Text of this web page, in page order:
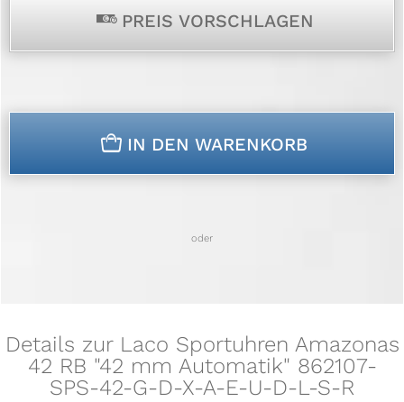
p PREIS VORSCHLAGEN
n IN DEN WARENKORB
oder
Details zur Laco Sportuhren Amazonas
42 RB "42 mm Automatik" 862107-
SPS-42-G-D-X-A-E-U-D-L-S-R